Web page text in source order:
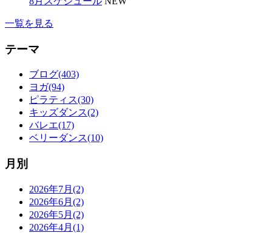
一覧を見る
テーマ
ブログ(403)
ヨガ(94)
ピラティス(30)
キッズダンス(2)
バレエ(17)
ベリーダンス(10)
月別
2026年7月(2)
2026年6月(2)
2026年5月(2)
2026年4月(1)